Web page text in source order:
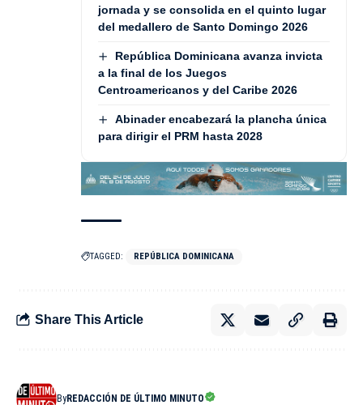
jornada y se consolida en el quinto lugar
del medallero de Santo Domingo 2026
República Dominicana avanza invicta
a la final de los Juegos
Centroamericanos y del Caribe 2026
Abinader encabezará la plancha única
para dirigir el PRM hasta 2028
TAGGED: REPÚBLICA DOMINICANA
Share This Article
ByREDACCIÓN DE ÚLTIMO MINUTO